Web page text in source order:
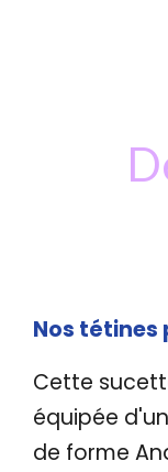
Nos tétines
Cette
équipée
de forme